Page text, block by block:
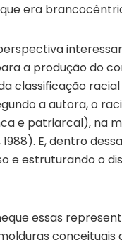
era
a produção do
classificação
a autora, o
e patriarcal), na
E, dentro
e estruturando o
essas